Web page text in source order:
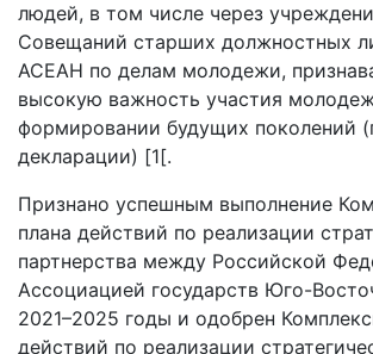
людей, в том числе через
Совещаний старших должностных
АСЕАН по делам молодежи,
высокую важность участия
формировании будущих поколений
декларации) [1[.
Признано успешным выполнение
плана действий по реализации
партнерства между Российской
Ассоциацией государств Юго-
2021–2025 годы и одобрен
действий по реализации